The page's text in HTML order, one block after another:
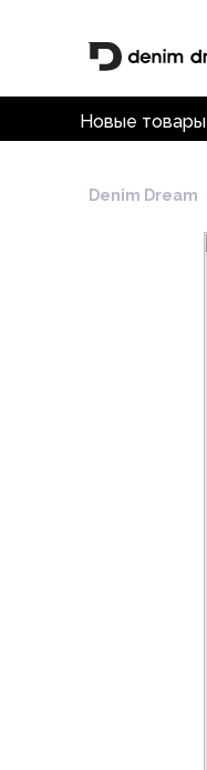
Новые товары
Denim Dream